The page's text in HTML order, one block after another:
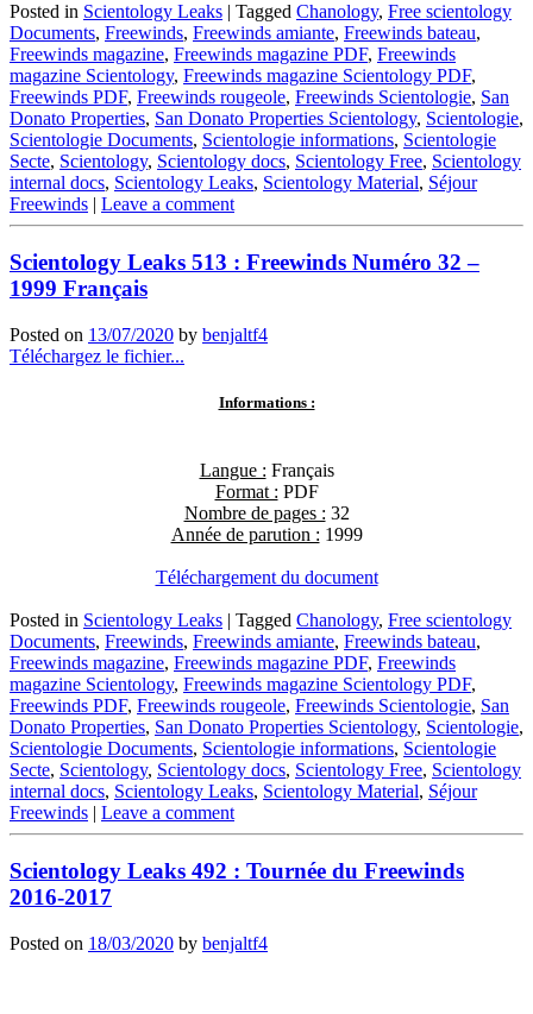
Posted in Scientology Leaks Tagged Chanology, Free scientology
Documents, Freewinds, Freewinds amiante, Freewinds bateau,
Freewinds magazine, Freewinds magazine PDF, Freewinds
magazine Scientology, Freewinds magazine Scientology PDF,
Freewinds PDF, Freewinds rougeole, Freewinds Scientologie, San
Donato Properties, San Donato Properties Scientology, Scientologie,
Scientologie Documents, Scientologie informations, Scientologie
Secte, Scientology, Scientology docs, Scientology Free, Scientology
internal docs, Scientology Leaks, Scientology Material, Séjour
Freewinds
Leave a comment
Scientology Leaks 513 : Freewinds Numéro 32 –
1999 Français
Posted on 13/07/2020 by benjaltf4
Téléchargez le fichier...
Informations :
Langue : Français
Format : PDF
Nombre de pages : 32
Année de parution : 1999
Téléchargement du document
Posted in Scientology Leaks | Tagged Chanology, Free scientology
Documents, Freewinds, Freewinds amiante, Freewinds bateau,
Freewinds magazine, Freewinds magazine PDF, Freewinds
magazine Scientology, Freewinds magazine Scientology PDF,
Freewinds PDF, Freewinds rougeole, Freewinds Scientologie, San
Donato Properties, San Donato Properties Scientology, Scientologie,
Scientologie Documents, Scientologie informations, Scientologie
Secte, Scientology, Scientology docs, Scientology Free, Scientology
internal docs, Scientology Leaks, Scientology Material, Séjour
Freewinds | Leave a comment
Scientology Leaks 492 : Tournée du Freewinds
2016-2017
Posted on 18/03/2020 by benjaltf4